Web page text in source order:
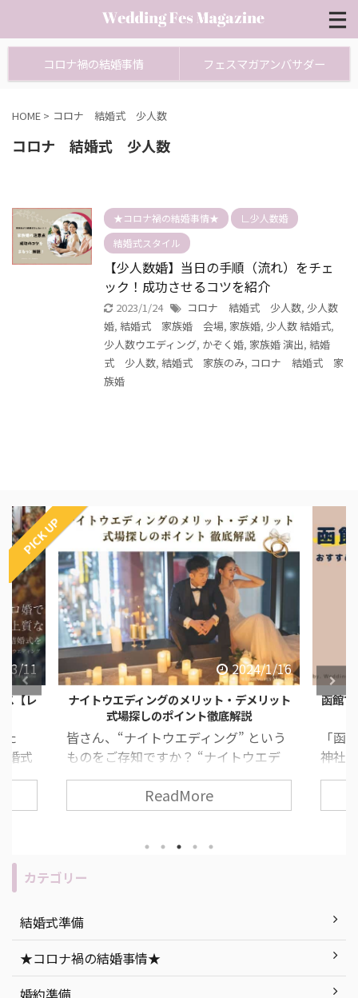
コロナ禍の結婚事情 フェスマガアンバサダー
HOME > コロナ 結婚式 少人数
コロナ 結婚式 少人数
★コロナ禍の結婚事情★
∟少人数婚
結婚式スタイル
【少人数婚】当日の手順（流れ）をチェ
ック！成功させるコツを紹介
2023/1/24 コロナ 結婚式 少人数, 少人数
婚, 結婚式 家族婚 会場, 家族婚, 少人数 結婚式,
少人数ウエディング, かぞく婚, 家族婚 演出, 結婚
式 少人数, 結婚式 家族のみ, コロナ 結婚式 家
族婚
PICK UP
3/11
【レ
婚式
すめ
がな
人と
の
でき
は
』
いき
2024/1/16
ナイトウエディングのメリット・デメリット
式場探しのポイント徹底解説
皆さん、“ナイトウエディング” という
ものをご存知ですか？ “ナイトウエデ
ィング” とは、夕方から夜の時間に行
う結婚式のことで、近年とても人気な
挙式スタイルの一つです！ 挙式や披露
わりありません。 今回は、ナイトウエ
ディングのメリット・デメリットの説
トウエディングを徹底解説します！ 目
次 「ナイトウエディング」って何？ ナ
イトウエディングのメリット・デメリ
ット ナイトウエディングの式場探しで
ReadMore
函館
「函
神社
道っ
いと
ト
紹
町
カテゴリー
結婚式準備
★コロナ禍の結婚事情★
婚約準備